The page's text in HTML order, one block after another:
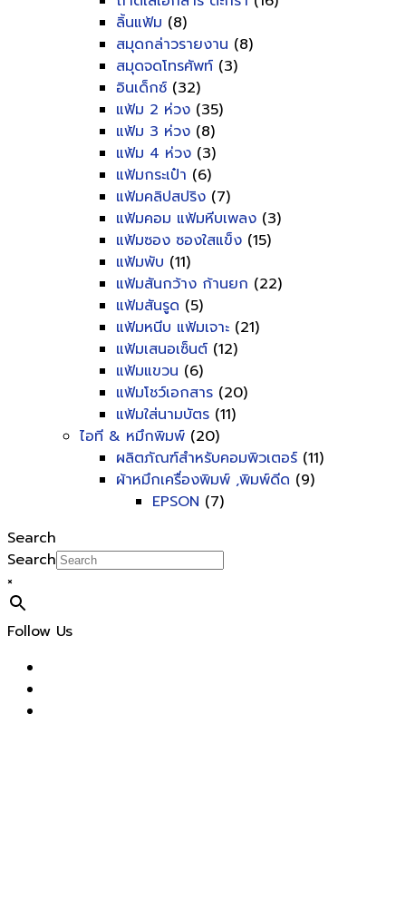
ลิ้นแฟ้ม (8)
สมุดกล่าวรายงาน (8)
สมุดจดโทรศัพท์ (3)
อินเด็กซ์ (32)
แฟ้ม 2 ห่วง (35)
แฟ้ม 3 ห่วง (8)
แฟ้ม 4 ห่วง (3)
แฟ้มกระเป๋า (6)
แฟ้มคลิปสปริง (7)
แฟ้มคอม แฟ้มหีบเพลง (3)
แฟ้มซอง ซองใสแข็ง (15)
แฟ้มพับ (11)
แฟ้มสันกว้าง ก้านยก (22)
แฟ้มสันรูด (5)
แฟ้มหนีบ แฟ้มเจาะ (21)
แฟ้มเสนอเซ็นต์ (12)
แฟ้มแขวน (6)
แฟ้มโชว์เอกสาร (20)
แฟ้มใส่นามบัตร (11)
ไอที & หมึกพิมพ์ (20)
ผลิตภัณฑ์สำหรับคอมพิวเตอร์ (11)
ผ้าหมึกเครื่องพิมพ์ ,พิมพ์ดีด (9)
EPSON (7)
Search
Search
×
Follow Us